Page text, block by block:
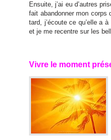
Ensuite, j’ai eu d’autres
fait abandonner mon corps
tard, j’écoute ce qu’elle a
et je me recentre sur les
Vivre le moment